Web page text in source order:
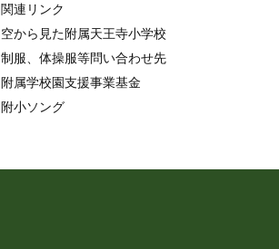
関連リンク
空から見た附属天王寺小学校
制服、体操服等問い合わせ先
附属学校園支援事業基金
附小ソング